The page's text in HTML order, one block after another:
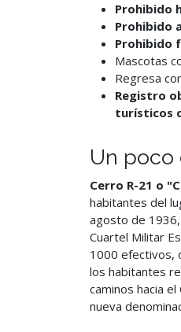
Prohibido
Prohibido
Prohibido
Mascotas
Regresa
Registro
turísticos
Un poco
Cerro R-21 o
habitantes del
agosto de 1936,
Cuartel Militar
1000 efectivos,
los habitantes
caminos hacia
nueva